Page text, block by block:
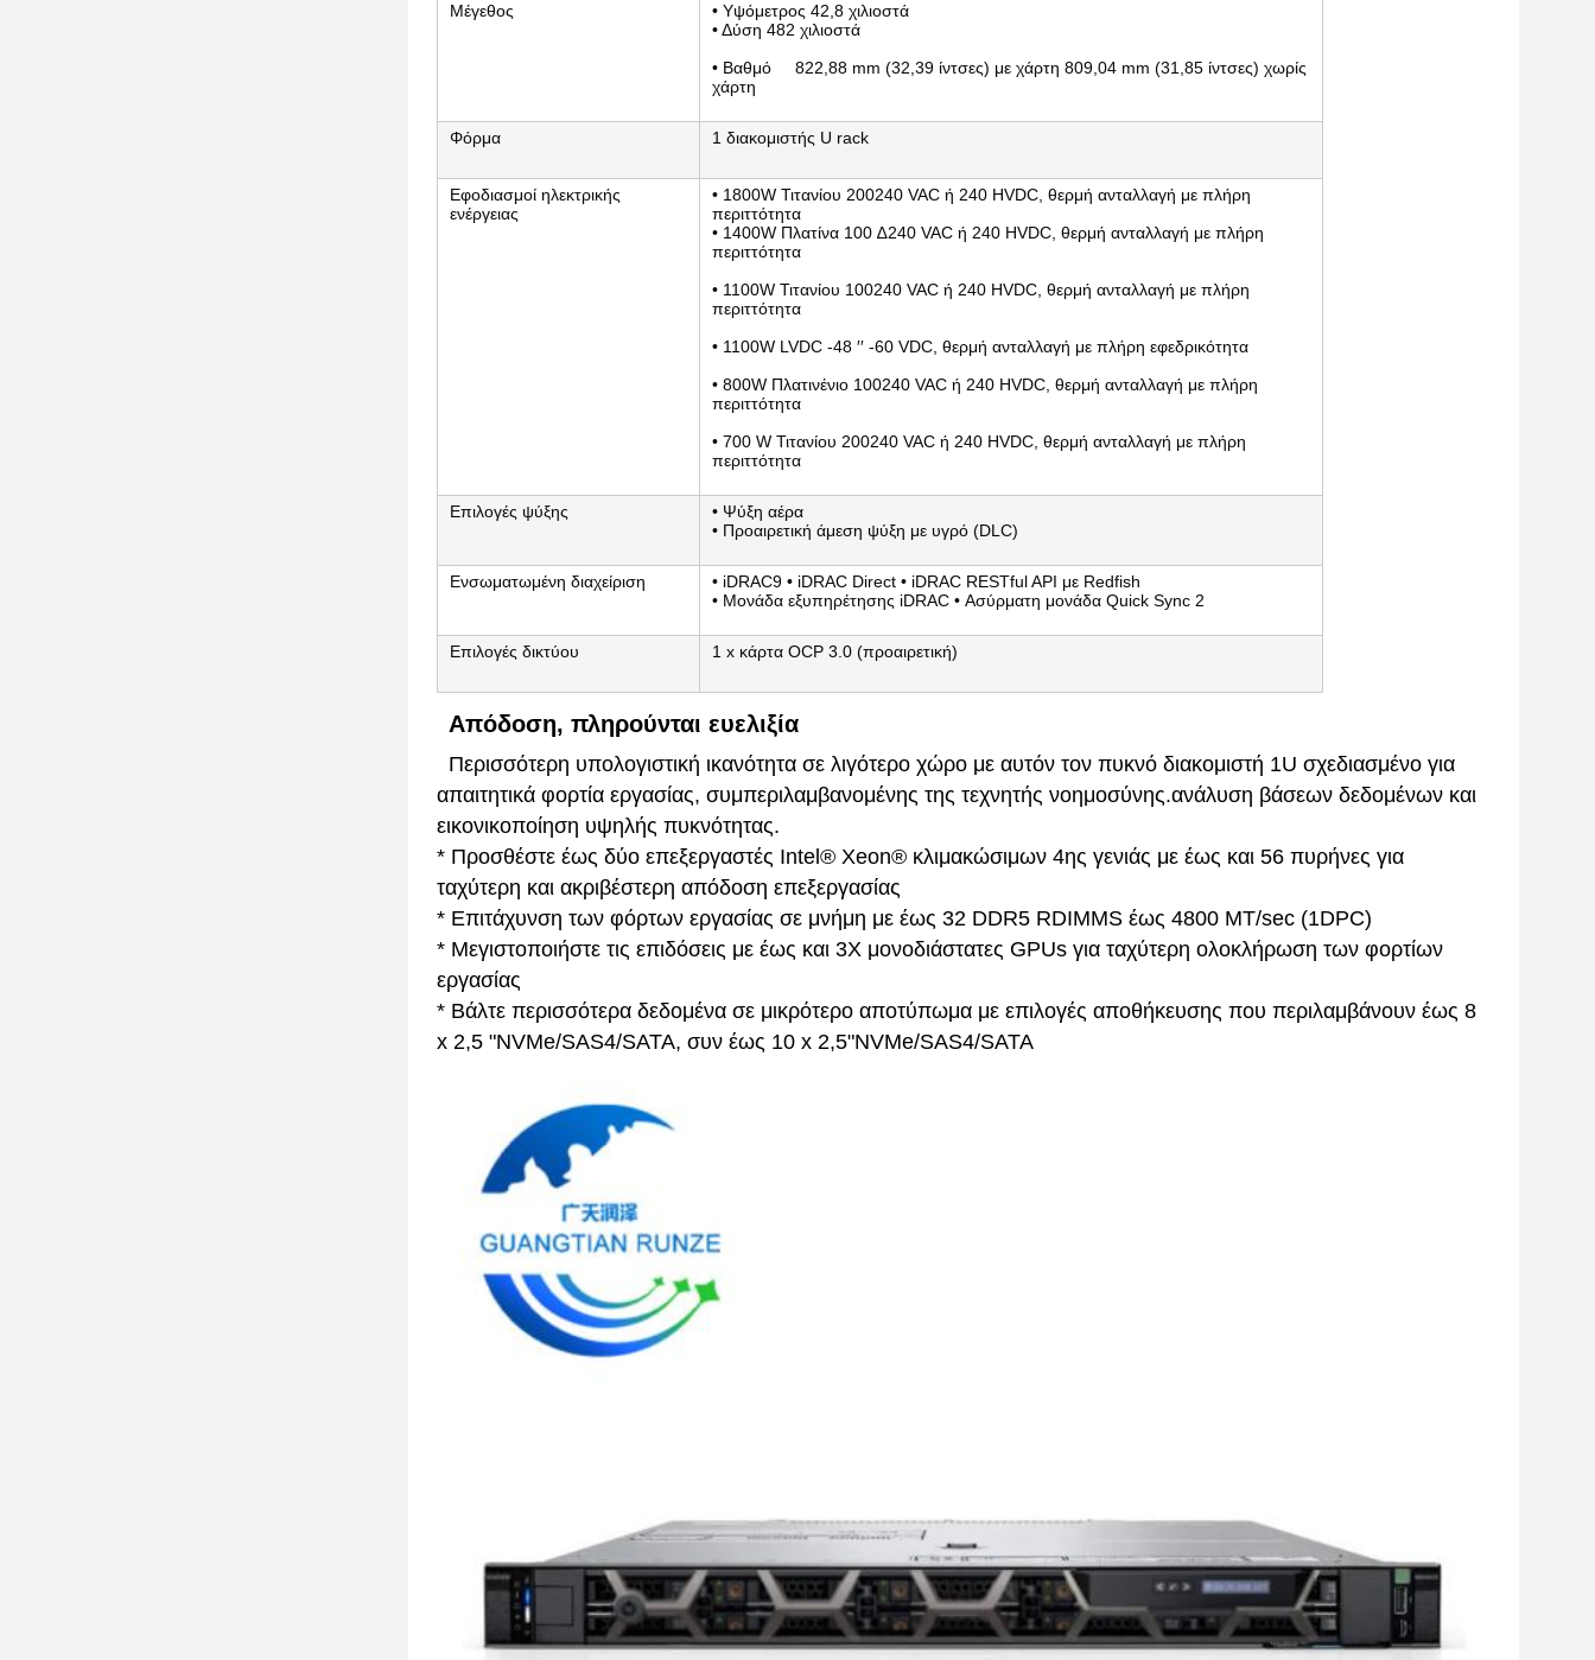
Μέγεθος
• Υψόμετρος 42,8 χιλιοστά
• Δύση 482 χιλιοστά
• Βαθμό     822,88 mm (32,39 ίντσες) με χάρτη 809,04 mm (31,85 ίντσες) χωρίς
χάρτη
Φόρμα 1 διακομιστής U rack
Εφοδιασμοί ηλεκτρικής
ενέργειας
• 1800W Τιτανίου 200­240 VAC ή 240 HVDC, θερμή ανταλλαγή με πλήρη
περιττότητα
• 1400W Πλατίνα 100 ∆240 VAC ή 240 HVDC, θερμή ανταλλαγή με πλήρη
περιττότητα
• 1100W Τιτανίου 100­240 VAC ή 240 HVDC, θερμή ανταλλαγή με πλήρη
περιττότητα
• 1100W LVDC -48 ′′ -60 VDC, θερμή ανταλλαγή με πλήρη εφεδρικότητα
• 800W Πλατινένιο 100­240 VAC ή 240 HVDC, θερμή ανταλλαγή με πλήρη
περιττότητα
• 700 W Τιτανίου 200­240 VAC ή 240 HVDC, θερμή ανταλλαγή με πλήρη
περιττότητα
Επιλογές ψύξης
• Ψύξη αέρα
• Προαιρετική άμεση ψύξη με υγρό (DLC)
Ενσωματωμένη διαχείριση
• iDRAC9 • iDRAC Direct • iDRAC RESTful API με Redfish
• Μονάδα εξυπηρέτησης iDRAC • Ασύρματη μονάδα Quick Sync 2
Επιλογές δικτύου 1 x κάρτα OCP 3.0 (προαιρετική)
Απόδοση, πληρούνται ευελιξία
Περισσότερη υπολογιστική ικανότητα σε λιγότερο χώρο με αυτόν τον πυκνό διακομιστή 1U σχεδιασμένο για
απαιτητικά φορτία εργασίας, συμπεριλαμβανομένης της τεχνητής νοημοσύνης.ανάλυση βάσεων δεδομένων και
εικονικοποίηση υψηλής πυκνότητας.
* Προσθέστε έως δύο επεξεργαστές Intel® Xeon® κλιμακώσιμων 4ης γενιάς με έως και 56 πυρήνες για
ταχύτερη και ακριβέστερη απόδοση επεξεργασίας
* Επιτάχυνση των φόρτων εργασίας σε μνήμη με έως 32 DDR5 RDIMMS έως 4800 MT/sec (1DPC)
* Μεγιστοποιήστε τις επιδόσεις με έως και 3X μονοδιάστατες GPUs για ταχύτερη ολοκλήρωση των φορτίων
εργασίας
* Βάλτε περισσότερα δεδομένα σε μικρότερο αποτύπωμα με επιλογές αποθήκευσης που περιλαμβάνουν έως 8
x 2,5 "NVMe/SAS4/SATA, συν έως 10 x 2,5"NVMe/SAS4/SATA